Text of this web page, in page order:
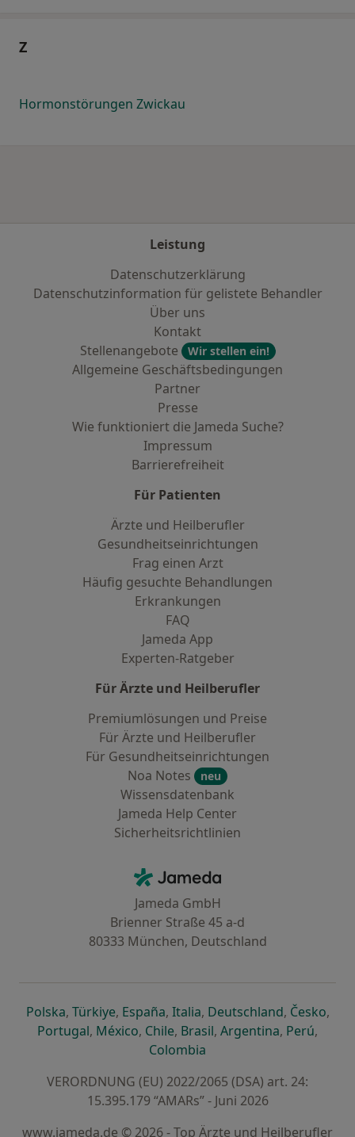
Z
Hormonstörungen Zwickau
Leistung
Datenschutzerklärung
Datenschutzinformation für gelistete Behandler
Über uns
Kontakt
Stellenangebote
Wir stellen ein!
Allgemeine Geschäftsbedingungen
Partner
Presse
Wie funktioniert die Jameda Suche?
Impressum
Barrierefreiheit
Für Patienten
Ärzte und Heilberufler
Gesundheitseinrichtungen
Frag einen Arzt
Häufig gesuchte Behandlungen
Erkrankungen
FAQ
Jameda App
Experten-Ratgeber
Für Ärzte und Heilberufler
Premiumlösungen und Preise
Für Ärzte und Heilberufler
Für Gesundheitseinrichtungen
Noa Notes
neu
Wissensdatenbank
Jameda Help Center
Sicherheitsrichtlinien
Jameda - Startseite
Jameda GmbH
Brienner Straße 45 a-d
80333 München, Deutschland
Polskaöffnet in einer neuen Registerkarte
, Türkiyeöffnet in einer neuen Registerkarte
, Españaöffnet in einer neuen
, Italiaöffnet in einer neuen
, Deutschlandöffnet in
, Česko,
Portugalöffnet in einer neuen Registerkarte
, Méxicoöffnet in einer neuen Registerkarte
, Chileöffnet in einer neuen
, Brasilöffnet in einer neuen
, Argentinaöffnet in
, Perúöffnet
,
Colombia
VERORDNUNG (EU) 2022/2065 (DSA) art. 24:
15.395.179 “AMARs” - Juni 2026
www.jameda.de © 2026 - Top Ärzte und Heilberufler